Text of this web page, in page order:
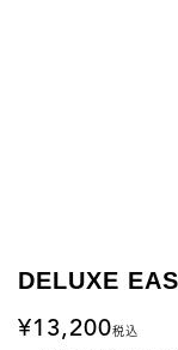
DELUXE
13,200税込